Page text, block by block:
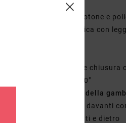
misto di cotone e
Finitura antimicrobica con
Patta con cerniera e chiusura
30"
Apertura sul fondo della
Tasca portamonete davanti
Increspatura davanti e dietro